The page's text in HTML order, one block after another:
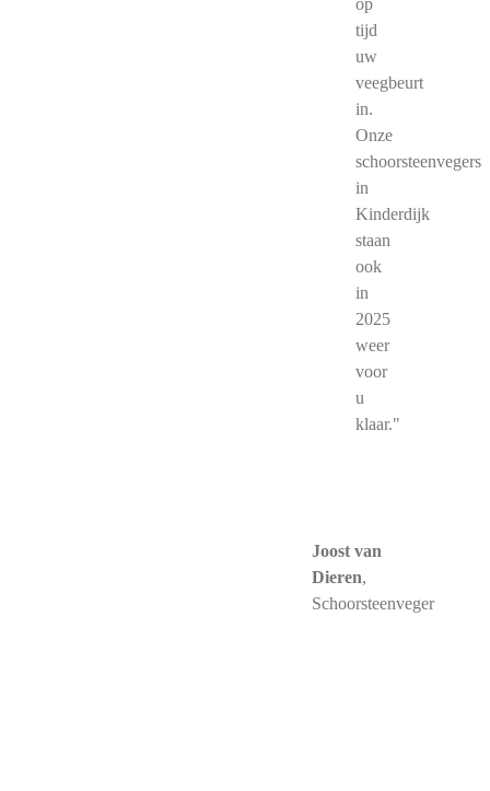
op
tijd
uw
veegbeurt
in.
Onze
schoorsteenvegers
in
Kinderdijk
staan
ook
in
2025
weer
voor
u
klaar."
Joost van
Dieren,
Schoorsteenveger